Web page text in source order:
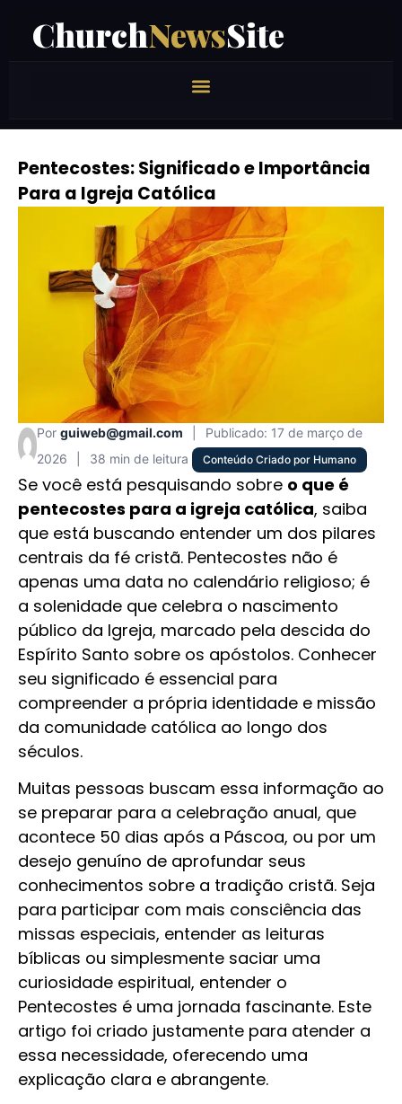
ChurchNewsSite
Pentecostes: Significado e Importância
Para a Igreja Católica
Porguiweb@gmail.com
Publicado: 17 de março de
2026
38 min de leitura Conteúdo Criado por Humano
Se você está pesquisando sobre o que é
pentecostes para a igreja católica, saiba
que está buscando entender um dos pilares
centrais da fé cristã. Pentecostes não é
apenas uma data no calendário religioso; é
a solenidade que celebra o nascimento
público da Igreja, marcado pela descida do
Espírito Santo sobre os apóstolos. Conhecer
seu significado é essencial para
compreender a própria identidade e missão
da comunidade católica ao longo dos
séculos.
Muitas pessoas buscam essa informação ao
se preparar para a celebração anual, que
acontece 50 dias após a Páscoa, ou por um
desejo genuíno de aprofundar seus
conhecimentos sobre a tradição cristã. Seja
para participar com mais consciência das
missas especiais, entender as leituras
bíblicas ou simplesmente saciar uma
curiosidade espiritual, entender o
Pentecostes é uma jornada fascinante. Este
artigo foi criado justamente para atender a
essa necessidade, oferecendo uma
explicação clara e abrangente.